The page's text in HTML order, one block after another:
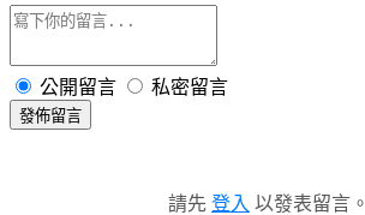
公開留言 私密留言
發佈留言
請先 登入 以發表留言。